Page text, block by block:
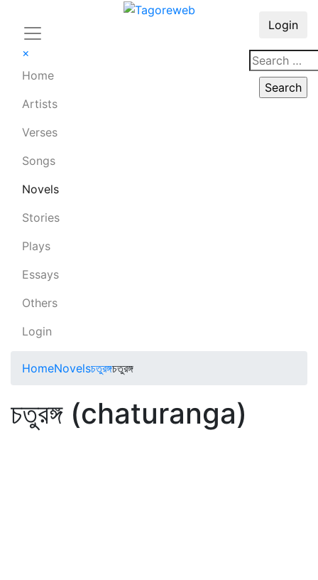
×
Home
Artists
Verses
Songs
Novels
Stories
Plays
Essays
Others
Login
Login
HomeNovelsচতুরঙ্গচতুরঙ্গ
চতুরঙ্গ (chaturanga)